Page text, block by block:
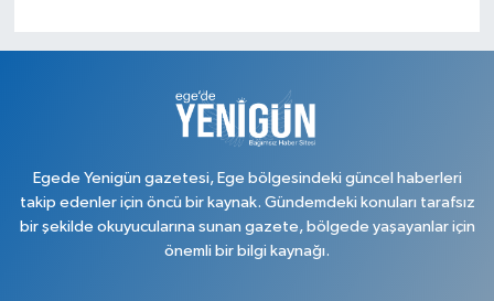
Egede Yenigün gazetesi, Ege bölgesindeki güncel haberleri
takip edenler için öncü bir kaynak. Gündemdeki konuları tarafsız
bir şekilde okuyucularına sunan gazete, bölgede yaşayanlar için
önemli bir bilgi kaynağı.